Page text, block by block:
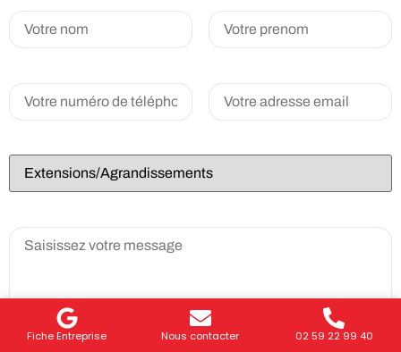
Fiche Entreprise Nous contacter 02 59 22 99 40